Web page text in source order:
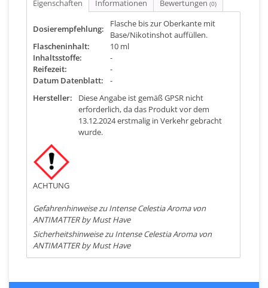
Eigenschaften Informationen Bewertungen (0)
Dosierempfehlung:
Flasche bis zur Oberkante mit
Base/Nikotinshot auffüllen.
Flascheninhalt:
10 ml
Inhaltsstoffe:
-
Reifezeit:
-
Datum Datenblatt:
-
Hersteller:
Diese Angabe ist gemäß GPSR nicht
erforderlich, da das Produkt vor dem
13.12.2024 erstmalig in Verkehr gebracht
wurde.
ACHTUNG
Gefahrenhinweise zu Intense Celestia Aroma von
ANTIMATTER by Must Have
Sicherheitshinweise zu Intense Celestia Aroma von
ANTIMATTER by Must Have